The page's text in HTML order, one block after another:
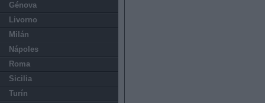
Génova
Livorno
Milán
Nápoles
Roma
Sicilia
Turín